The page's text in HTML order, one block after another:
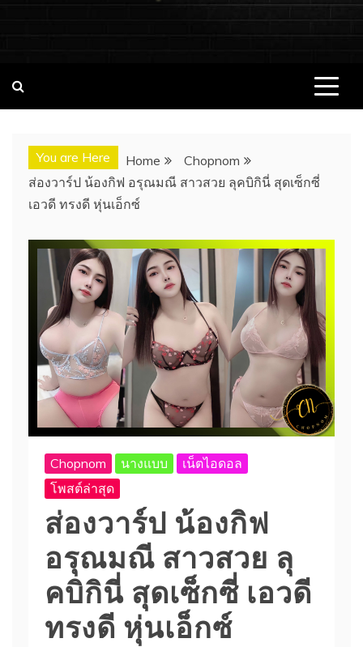
ดอล นางแบบ ONLYFANS หุ่นเอ็กซ์
You are Here Home
Chopnom
ส่องวาร์ป น้องกิฟ อรุณมณี สาวสวย ลุคบิกินี่ สุดเซ็กซี่
เอวดี ทรงดี หุ่นเอ็กซ์
Chopnom นางแบบ
เน็ตไอดอล
โพสต์ล่าสุด
ส่องวาร์ป น้องกิฟ
อรุณมณี สาวสวย ลุ
คบิกินี่ สุดเซ็กซี่ เอวดี
ทรงดี หุ่นเอ็กซ์